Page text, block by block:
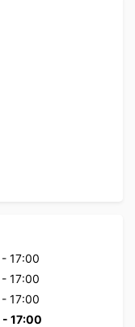
- 17:00
- 17:00
- 17:00
- 17:00